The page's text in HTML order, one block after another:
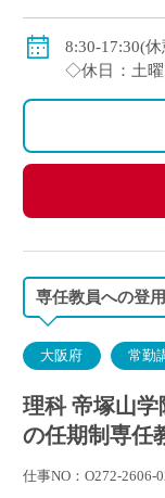
・450万円
他⼿当）
・500万円
◇賞与：有
◇保険：私
8:30-17:30(
◇休日：土曜
・年間休日
専任教員への登
大阪府 常勤
理科 帝塚山
の任期制専任
仕事NO：O272-2606-